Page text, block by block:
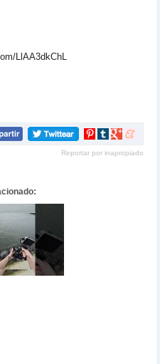
LlAA3dkChL
Compartir
Pinterest
Compartir
tumblr
Compartir
Google+
Compartir
meneame
Reportar por inapropiado